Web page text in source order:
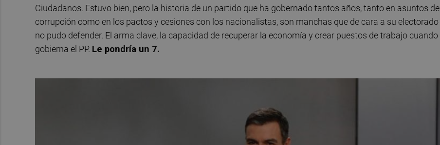
Ciudadanos. Estuvo bien, pero la historia de un partido que ha gobernado tantos años, tanto en asuntos de
corrupción como en los pactos y cesiones con los nacionalistas, son manchas que de cara a su electorado
no pudo defender. El arma clave, la capacidad de recuperar la economía y crear puestos de trabajo cuando
gobierna el PP. Le pondría un 7.